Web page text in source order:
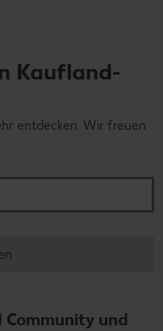
Kaufland-
entdecken. Wir freuen
und